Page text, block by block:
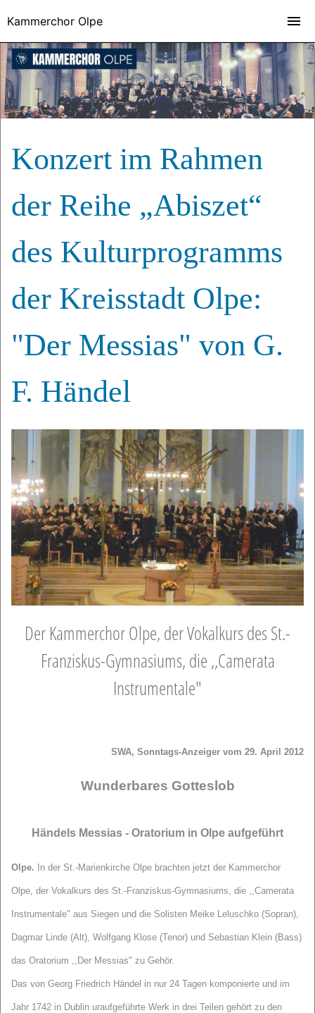
Konzert im Rahmen
der Reihe „Abiszet“
des Kulturprogramms
der Kreisstadt Olpe:
"Der Messias" von G.
F. Händel
Der Kammerchor Olpe, der Vokalkurs des St.-
Franziskus-Gymnasiums, die ,,Camerata
Instrumentale"
SWA, Sonntags-Anzeiger vom 29. April 2012
Wunderbares Gotteslob
Händels Messias - Oratorium in Olpe aufgeführt
Olpe. In der St.-Marienkirche Olpe brachten jetzt der Kammerchor
Olpe, der Vokalkurs des St.-Franziskus-Gymnasiums, die ,,Camerata
Instrumentale" aus Siegen und die Solisten Meike Leluschko (Sopran),
Dagmar Linde (Alt), Wolfgang Klose (Tenor) und Sebastian Klein (Bass)
das Oratorium ,,Der Messias" zu Gehör.
Das von Georg Friedrich Händel in nur 24 Tagen komponierte und im
Jahr 1742 in Dublin uraufgeführte Werk in drei Teilen gehört zu den
Kammerchor Olpe